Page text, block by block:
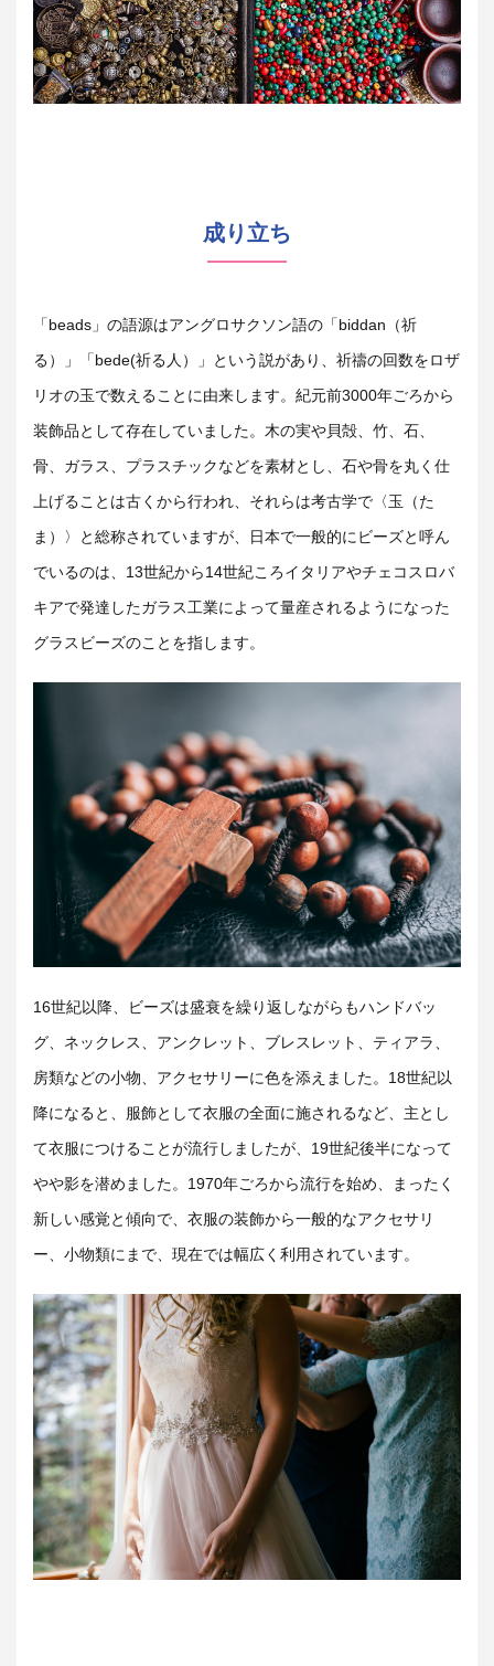
成り立ち
「beads」の語源はアングロサクソン語の「biddan（祈
る）」「bede(祈る人）」という説があり、祈禱の回数をロザ
リオの玉で数えることに由来します。紀元前3000年ごろから
装飾品として存在していました。木の実や貝殻、竹、石、
骨、ガラス、プラスチックなどを素材とし、石や骨を丸く仕
上げることは古くから行われ、それらは考古学で〈玉（た
ま）〉と総称されていますが、日本で一般的にビーズと呼ん
でいるのは、13世紀から14世紀ころイタリアやチェコスロバ
キアで発達したガラス工業によって量産されるようになった
グラスビーズのことを指します。
16世紀以降、ビーズは盛衰を繰り返しながらもハンドバッ
グ、ネックレス、アンクレット、ブレスレット、ティアラ、
房類などの小物、アクセサリーに色を添えました。18世紀以
降になると、服飾として衣服の全面に施されるなど、主とし
て衣服につけることが流行しましたが、19世紀後半になって
やや影を潜めました。1970年ごろから流行を始め、まったく
新しい感覚と傾向で、衣服の装飾から一般的なアクセサリ
ー、小物類にまで、現在では幅広く利用されています。